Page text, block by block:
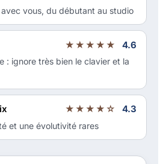
avec vous, du débutant au studio
★★★★★ 4.6
: ignore très bien le clavier et la
★★★★☆ 4.3
et une évolutivité rares